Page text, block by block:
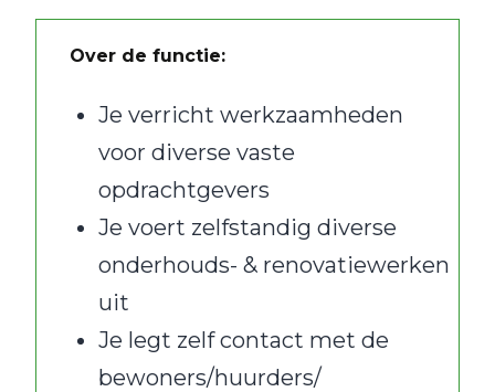
Over de functie:
Je verricht werkzaamheden
voor diverse vaste
opdrachtgevers
Je voert zelfstandig diverse
onderhouds- & renovatiewerken
uit
Je legt zelf contact met de
bewoners/huurders/